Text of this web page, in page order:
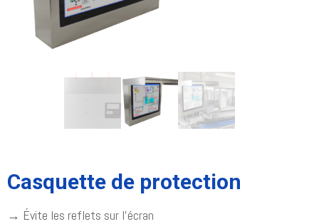
Casquette de protection
→ Évite les reflets sur l’écran